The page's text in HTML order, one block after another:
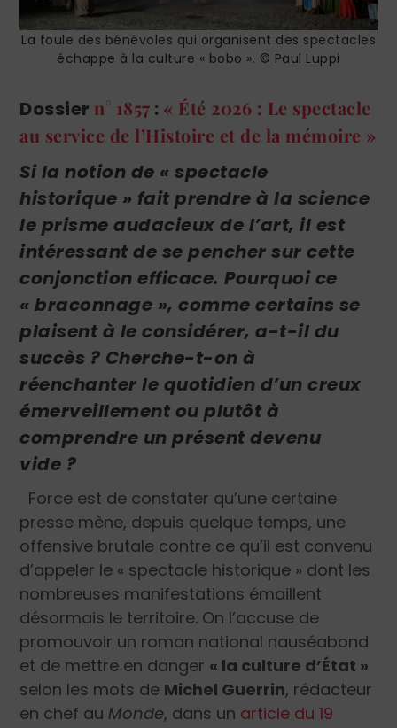
La foule des bénévoles qui organisent des spectacles
échappe à la culture « bobo ». © Paul Luppi
Dossier n° 1857 : « Été 2026 : Le spectacle
au service de l’Histoire et de la mémoire »
Si la notion de « spectacle
historique » fait prendre à la science
le prisme audacieux de l’art, il est
intéressant de se pencher sur cette
conjonction efficace. Pourquoi ce
« braconnage », comme certains se
plaisent à le considérer, a-t-il du
succès ? Cherche-t-on à
réenchanter le quotidien d’un creux
émerveillement ou plutôt à
comprendre un présent devenu
vide ?
Force est de constater qu’une certaine
presse mène, depuis quelque temps, une
offensive brutale contre ce qu’il est convenu
d’appeler le « spectacle historique » dont les
nombreuses manifestations émaillent
désormais le territoire. On l’accuse de
promouvoir un roman national nauséabond
et de mettre en danger « la culture d’État »
selon les mots de Michel Guerrin, rédacteur
en chef au Monde, dans un article du 19